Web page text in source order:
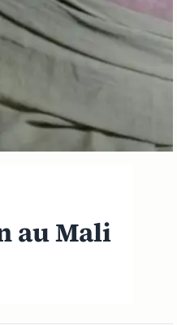
au Mali